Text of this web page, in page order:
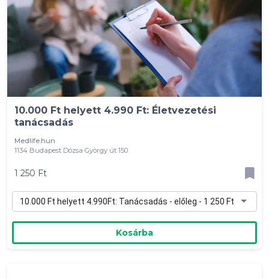
10.000 Ft helyett 4.990 Ft: Életvezetési
tanácsadás
Medlife.hun
1134 Budapest Dózsa György út 150
1 250 Ft
10.000 Ft helyett 4.990Ft: Tanácsadás - előleg - 1 250 Ft
Kosárba